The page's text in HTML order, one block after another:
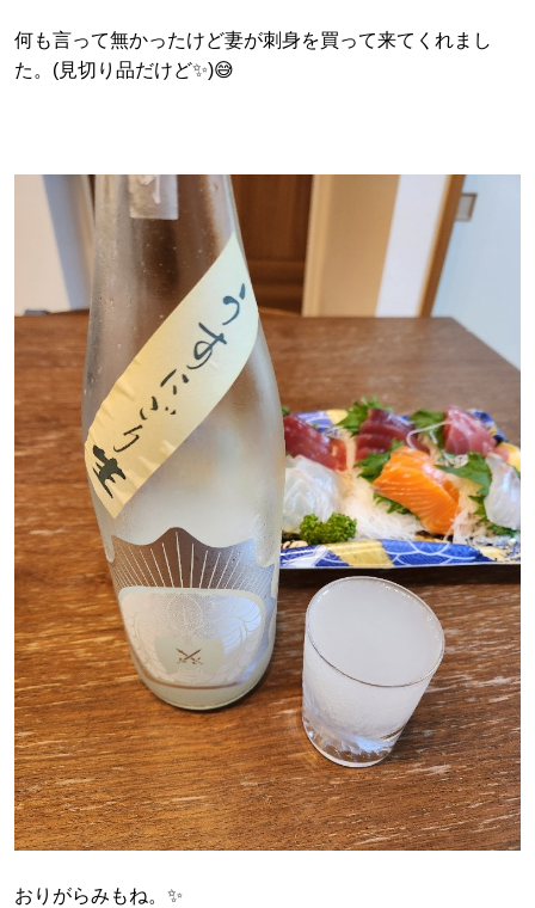
何も言って無かったけど妻が刺身を買って来てくれまし
た。(見切り品だけど✨)😅
おりがらみもね。✨